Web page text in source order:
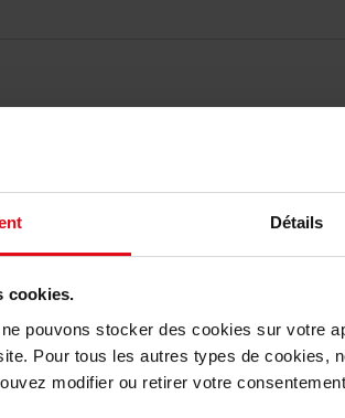
Détails
cookies.
pouvons stocker des cookies sur votre
Pour tous les autres types de cookies,
modifier ou retirer votre
avis des clients
Oublié